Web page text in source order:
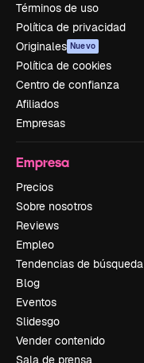
Términos de uso
Política de privacidad
Originales Nuevo
Política de cookies
Centro de confianza
Afiliados
Empresas
Empresa
Precios
Sobre nosotros
Reviews
Empleo
Tendencias de búsqueda
Blog
Eventos
Slidesgo
Vender contenido
Sala de prensa